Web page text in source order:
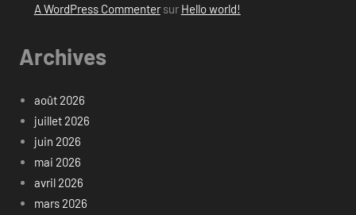
A WordPress Commentersur Hello world!
Archives
août 2026
juillet 2026
juin 2026
mai 2026
avril 2026
mars 2026